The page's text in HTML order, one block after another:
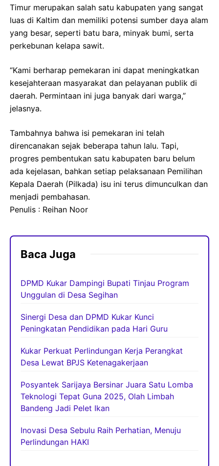
Timur merupakan salah satu kabupaten yang sangat
luas di Kaltim dan memiliki potensi sumber daya alam
yang besar, seperti batu bara, minyak bumi, serta
perkebunan kelapa sawit.
“Kami berharap pemekaran ini dapat meningkatkan
kesejahteraan masyarakat dan pelayanan publik di
daerah. Permintaan ini juga banyak dari warga,”
jelasnya.
Tambahnya bahwa isi pemekaran ini telah
direncanakan sejak beberapa tahun lalu. Tapi,
progres pembentukan satu kabupaten baru belum
ada kejelasan, bahkan setiap pelaksanaan Pemilihan
Kepala Daerah (Pilkada) isu ini terus dimunculkan dan
menjadi pembahasan.
Penulis : Reihan Noor
Baca Juga
DPMD Kukar Dampingi Bupati Tinjau Program
Unggulan di Desa Segihan
Sinergi Desa dan DPMD Kukar Kunci
Peningkatan Pendidikan pada Hari Guru
Kukar Perkuat Perlindungan Kerja Perangkat
Desa Lewat BPJS Ketenagakerjaan
Posyantek Sarijaya Bersinar Juara Satu Lomba
Teknologi Tepat Guna 2025, Olah Limbah
Bandeng Jadi Pelet Ikan
Inovasi Desa Sebulu Raih Perhatian, Menuju
Perlindungan HAKI